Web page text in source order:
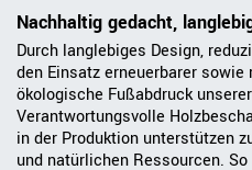
Nachhaltig gedacht,
Durch langlebiges Design,
den Einsatz erneuerbarer
ökologische Fußabdruck
Verantwortungsvolle
in der Produktion unterstützen
und natürlichen Ressourcen.